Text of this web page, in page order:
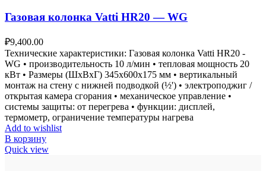
Газовая колонка Vatti HR20 — WG
₽9,400.00
Технические характеристики: Газовая колонка Vatti HR20 -
WG • производительность 10 л/мин • тепловая мощность 20
кВт • Размеры (ШxВxГ) 345x600x175 мм • вертикальный
монтаж на стену с нижней подводкой (½') • электроподжиг /
открытая камера сгорания • механическое управление •
системы защиты: от перегрева • функции: дисплей,
термометр, ограничение температуры нагрева
Add to wishlist
В корзину
Quick view